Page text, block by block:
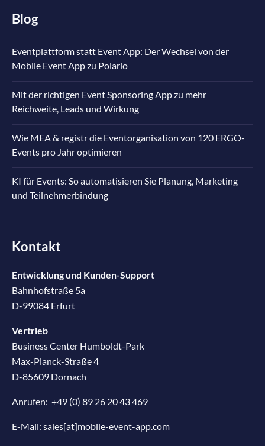
Blog
Eventplattform statt Event App: Der Wechsel von der
Mobile Event App zu Polario
Mit der richtigen Event Sponsoring App zu mehr
Reichweite, Leads und Wirkung
Wie MEA & registr die Eventorganisation von 120 ERGO-
Events pro Jahr optimieren
KI für Events: So automatisieren Sie Planung, Marketing
und Teilnehmerbindung
Kontakt
Entwicklung und Kunden-Support
Bahnhofstraße 5a
D-99084 Erfurt
Vertrieb
Business Center Humboldt-Park
Max-Planck-Straße 4
D-85609 Dornach
Anrufen: +49 (0) 89 26 20 43 469
E-Mail: sales[at]mobile-event-app.com